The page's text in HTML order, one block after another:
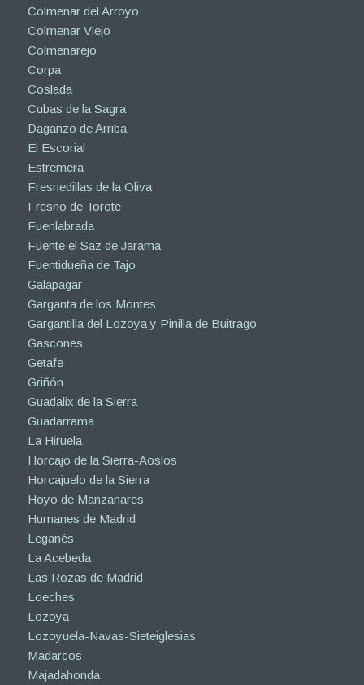
Colmenar del Arroyo
Colmenar Viejo
Colmenarejo
Corpa
Coslada
Cubas de la Sagra
Daganzo de Arriba
El Escorial
Estremera
Fresnedillas de la Oliva
Fresno de Torote
Fuenlabrada
Fuente el Saz de Jarama
Fuentidueña de Tajo
Galapagar
Garganta de los Montes
Gargantilla del Lozoya y Pinilla de Buitrago
Gascones
Getafe
Griñón
Guadalix de la Sierra
Guadarrama
La Hiruela
Horcajo de la Sierra-Aoslos
Horcajuelo de la Sierra
Hoyo de Manzanares
Humanes de Madrid
Leganés
La Acebeda
Las Rozas de Madrid
Loeches
Lozoya
Lozoyuela-Navas-Sieteiglesias
Madarcos
Majadahonda